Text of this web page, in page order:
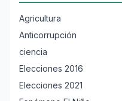
Agricultura
Anticorrupción
ciencia
Elecciones 2016
Elecciones 2021